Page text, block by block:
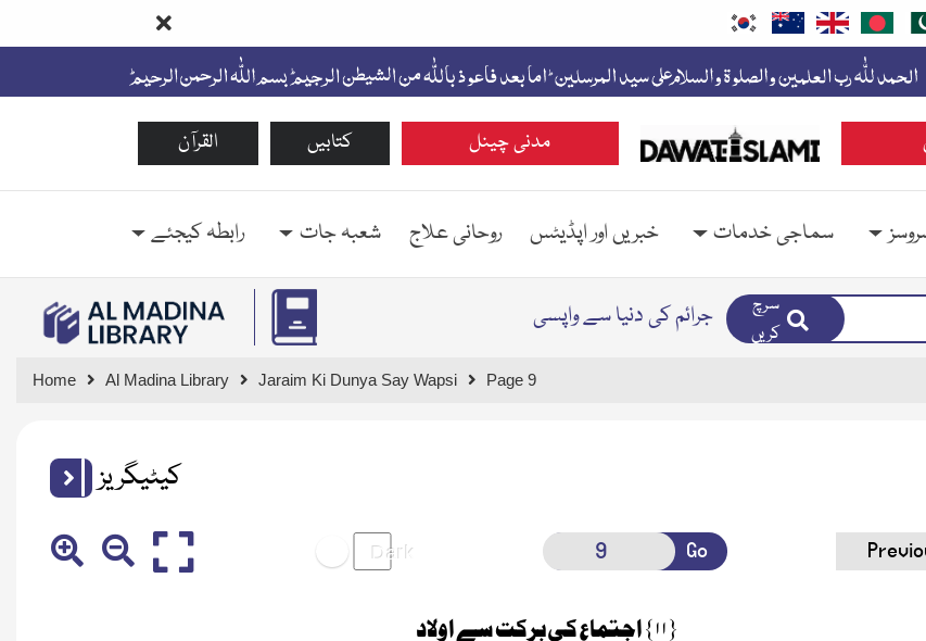
القرآن کتابیں مدنی چینل
سماجی خدمات خبریں اور اپڈیٹس روحانی علاج شعبہ جات رابطہ کیجئے
جرائم کی دنیا سے واپسی
سرچ
کریں
Home Al Madina Library Jaraim Ki Dunya Say Wapsi Page 9
کیٹیگریز
Go
{۱۱}اجتماع کی برکت سے اولاد